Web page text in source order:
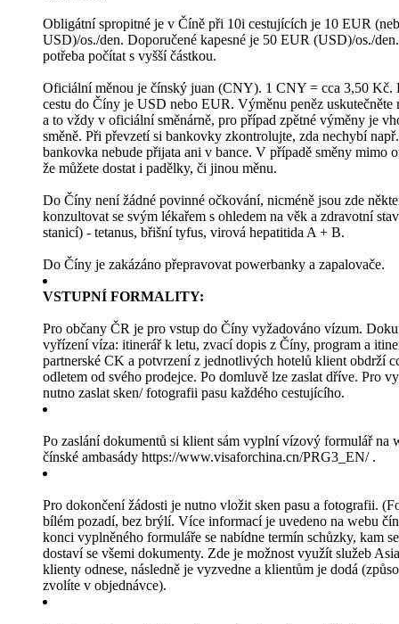
Obligátní spropitné je v Číně při 10i cestujících je 10 EUR
USD)/os./den. Doporučené kapesné je 50 EUR (USD)/os./
potřeba počítat s vyšší částkou.
Oficiální měnou je čínský juan (CNY). 1 CNY = cca 3,50 Kč.
cestu do Číny je USD nebo EUR. Výměnu peněz uskutečněte
a to vždy v oficiální směnárně, pro případ zpětné výměny je
směně. Při převzetí si bankovky zkontrolujte, zda nechybí
bankovka nebude přijata ani v bance. V případě směny mimo
že můžete dostat i padělky, či jinou měnu.
Do Číny není žádné povinné očkování, nicméně jsou zde
konzultovat se svým lékařem s ohledem na věk a zdravotní
stanicí) - tetanus, břišní tyfus, virová hepatitida A + B.
Do Číny je zakázáno přepravovat powerbanky a zapalovače.
VSTUPNÍ FORMALITY:
Pro občany ČR je pro vstup do Číny vyžadováno vízum.
vyřízení víza: itinerář k letu, zvací dopis z Číny, program a
partnerské CK a potvrzení z jednotlivých hotelů klient obdrží
odletem od svého prodejce. Po domluvě lze zaslat dříve. Pro
nutno zaslat sken/ fotografii pasu každého cestujícího.
Po zaslání dokumentů si klient sám vyplní vízový formulář na
čínské ambasády https://www.visaforchina.cn/PRG3_EN/ .
Pro dokončení žádosti je nutno vložit sken pasu a fotografii.
bílém pozadí, bez brýlí. Více informací je uvedeno na webu
konci vyplněného formuláře se nabídne termín schůzky, kam
dostaví se všemi dokumenty. Zde je možnost využít služeb
klienty odnese, následně je vyzvedne a klientům je dodá
zvolíte v objednávce).